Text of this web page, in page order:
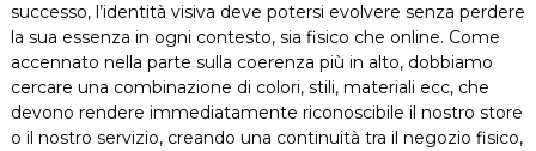
successo, l’identità visiva deve potersi evolvere senza perdere
la sua essenza in ogni contesto, sia fisico che online. Come
accennato nella parte sulla coerenza più in alto, dobbiamo
cercare una combinazione di colori, stili, materiali ecc, che
devono rendere immediatamente riconoscibile il nostro store
o il nostro servizio, creando una continuità tra il negozio fisico,